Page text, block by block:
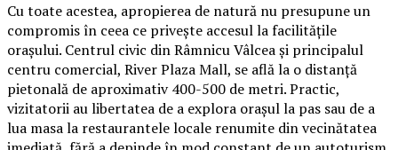
Cu toate acestea, apropierea de natură nu presupune un
compromis în ceea ce privește accesul la facilitățile
orașului. Centrul civic din Râmnicu Vâlcea și principalul
centru comercial, River Plaza Mall, se află la o distanță
pietonală de aproximativ 400-500 de metri. Practic,
vizitatorii au libertatea de a explora orașul la pas sau de a
lua masa la restaurantele locale renumite din vecinătatea